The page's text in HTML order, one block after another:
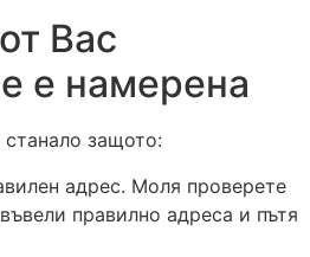
Вас
е намерена
защото:
адрес. Моля проверете
правилно адреса и пътя